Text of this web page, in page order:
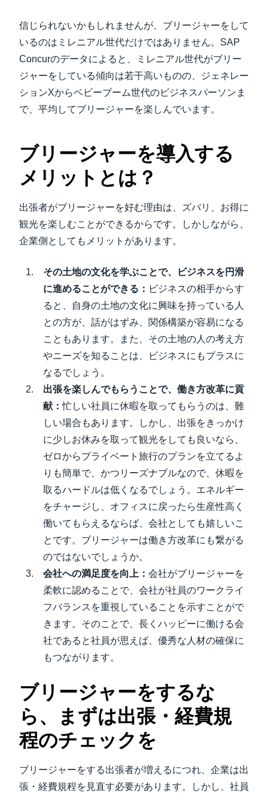
信じられないかもしれませんが、ブリージャーをして
いるのはミレニアル世代だけではありません。SAP
Concurのデータによると、ミレニアル世代がブリー
ジャーをしている傾向は若干高いものの、ジェネレー
ションXからベビーブーム世代のビジネスパーソンま
で、平均してブリージャーを楽しんでいます。
ブリージャーを導入する
メリットとは？
出張者がブリージャーを好む理由は、ズバリ、お得に
観光を楽しむことができるからです。しかしながら、
企業側としてもメリットがあります。
その土地の文化を学ぶことで、ビジネスを円滑
に進めることができる： ビジネスの相手からす
ると、自身の土地の文化に興味を持っている人
との方が、話がはずみ、関係構築が容易になる
こともあります。また、その土地の人の考え方
やニーズを知ることは、ビジネスにもプラスに
なるでしょう。
出張を楽しんでもらうことで、働き方改革に貢
献：忙しい社員に休暇を取ってもらうのは、難
しい場合もあります。しかし、出張をきっかけ
に少しお休みを取って観光をしても良いなら、
ゼロからプライベート旅行のプランを立てるよ
りも簡単で、かつリーズナブルなので、休暇を
取るハードルは低くなるでしょう。エネルギー
をチャージし、オフィスに戻ったら生産性高く
働いてもらえるならば、会社としても嬉しいこ
とです。ブリージャーは働き方改革にも繋がる
のではないでしょうか。
会社への満足度を向上： 会社がブリージャーを
柔軟に認めることで、会社が社員のワークライ
フバランスを重視していることを示すことがで
きます。そのことで、長くハッピーに働ける会
社であると社員が思えば、優秀な人材の確保に
もつながります。
ブリージャーをするな
ら、まずは出張・経費規
程のチェックを
ブリージャーをする出張者が増えるにつれ、企業は出
張・経費規程を見直す必要があります。しかし、社員